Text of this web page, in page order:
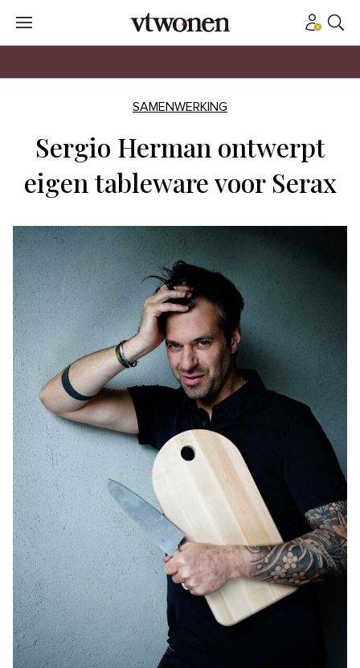
SAMENWERKING
Sergio Herman ontwerpt
eigen tableware voor Serax